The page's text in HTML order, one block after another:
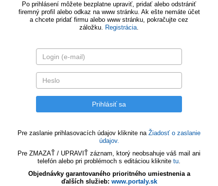
Po prihlásení môžete bezplatne upraviť, pridať alebo odstrániť
firemný profil alebo odkaz na www stránku. Ak ešte nemáte účet
a chcete pridať firmu alebo www stránku, pokračujte cez
záložku. Registrácia.
Pre zaslanie prihlasovacích údajov kliknite na Žiadosť o zaslanie
údajov.
Pre ZMAZAŤ / UPRAVIŤ záznam, ktorý neobsahuje váš mail ani
telefón alebo pri problémoch s editáciou kliknite tu.
Objednávky garantovaného prioritného umiestnenia a
ďalších služieb: www.portaly.sk